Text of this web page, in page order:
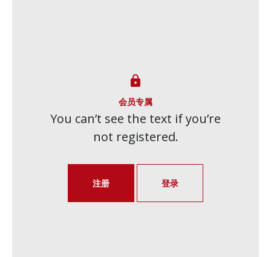

会员专属
You can’t see the text if you’re
not registered.
注册 登录